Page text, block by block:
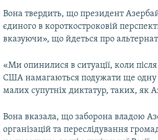
Вона твердить, що президент
єдиного в короткостроковій
вказуючи», що йдеться про
«Ми опинилися в ситуації, коли
США намагаються подужати ще одну
малих супутніх диктатур, таких, як
Вона вказала, що заборона владою
організацій та переслідування